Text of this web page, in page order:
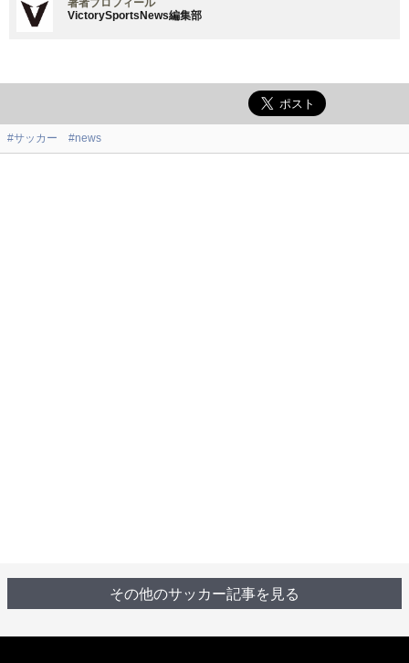
著者プロフィール
VictorySportsNews編集部
#サッカー #news
その他のサッカー記事を見る